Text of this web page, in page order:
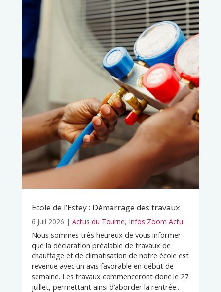
Ecole de l’Estey : Démarrage des travaux
6 Juil 2026 | Actus du Tourne, Infos Zoom Actu
Nous sommes très heureux de vous informer
que la déclaration préalable de travaux de
chauffage et de climatisation de notre école est
revenue avec un avis favorable en début de
semaine. Les travaux commenceront donc le 27
juillet, permettant ainsi d’aborder la rentrée...